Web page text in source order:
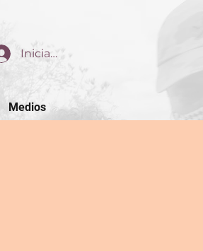
Iniciar sesión
Medios